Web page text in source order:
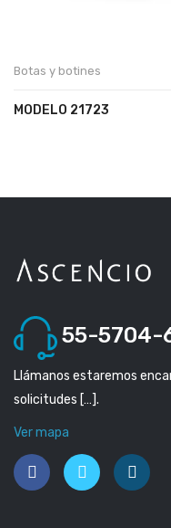
Botas y botines
MODELO 21723
55-5704-
Llámanos estaremos
solicitudes […].
Ver mapa